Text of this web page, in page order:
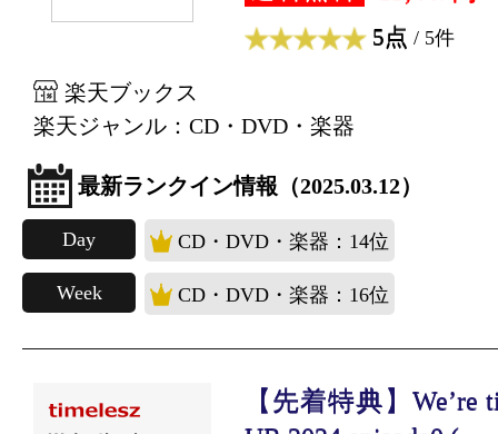
5点 / 5件
楽天ブックス
楽天ジャンル：CD・DVD・楽器
最新ランクイン情報（2025.03.12）
Day CD・DVD・楽器：14位
Week CD・DVD・楽器：16位
【先着特典】We’re